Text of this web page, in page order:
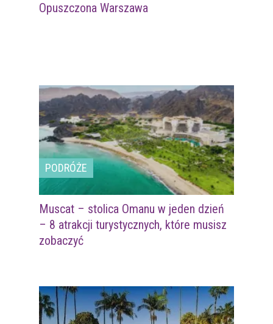
Opuszczona Warszawa
PODRÓŻE
Muscat – stolica Omanu w jeden dzień
– 8 atrakcji turystycznych, które musisz
zobaczyć